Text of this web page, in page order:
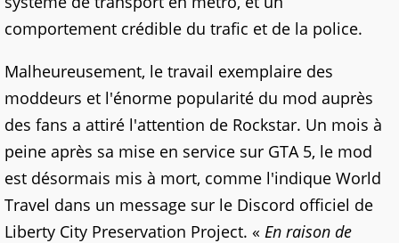
comportement crédible du trafic et de la police.
Malheureusement, le travail exemplaire des
moddeurs et l'énorme popularité du mod auprès
des fans a attiré l'attention de Rockstar. Un mois à
peine après sa mise en service sur GTA 5, le mod
est désormais mis à mort, comme l'indique World
Travel dans un message sur le Discord officiel de
Liberty City Preservation Project. « En raison de